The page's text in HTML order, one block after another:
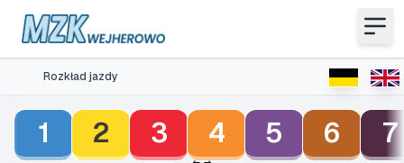
Rozkład jazdy
1 2 3 4 5 6 7